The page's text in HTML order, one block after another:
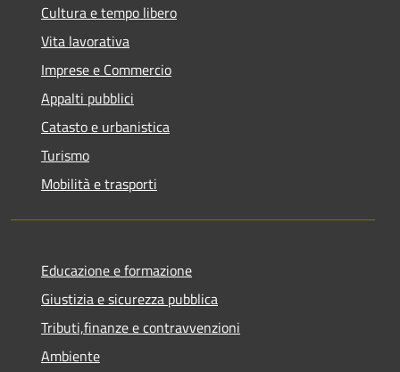
Cultura e tempo libero
Vita lavorativa
Imprese e Commercio
Appalti pubblici
Catasto e urbanistica
Turismo
Mobilità e trasporti
Educazione e formazione
Giustizia e sicurezza pubblica
Tributi,finanze e contravvenzioni
Ambiente